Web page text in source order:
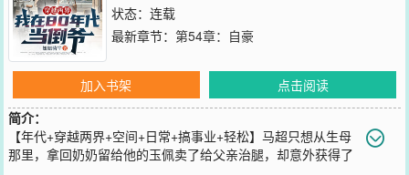
状态：连载
最新章节： 第54章：自豪
加入书架
点击阅读
简介：
【年代+穿越两界+空间+日常+搞事业+轻松】马超只想从生母
那里，拿回奶奶留给他的玉佩卖了给父亲治腿，却意外获得了